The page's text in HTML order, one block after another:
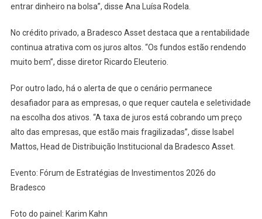
entrar dinheiro na bolsa”, disse Ana Luísa Rodela.
No crédito privado, a Bradesco Asset destaca que a rentabilidade
continua atrativa com os juros altos. “Os fundos estão rendendo
muito bem”, disse diretor Ricardo Eleuterio.
Por outro lado, há o alerta de que o cenário permanece
desafiador para as empresas, o que requer cautela e seletividade
na escolha dos ativos. “A taxa de juros está cobrando um preço
alto das empresas, que estão mais fragilizadas”, disse Isabel
Mattos, Head de Distribuição Institucional da Bradesco Asset.
Evento: Fórum de Estratégias de Investimentos 2026 do
Bradesco
Foto do painel: Karim Kahn